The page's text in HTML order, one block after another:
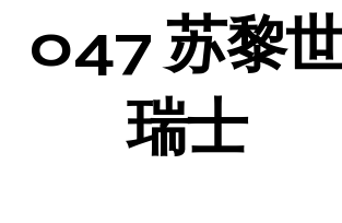
047 苏黎
瑞士